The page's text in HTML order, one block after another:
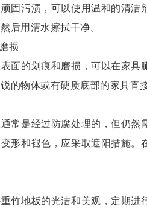
污渍，可以使用温和的清洁
后用清水擦拭干净。
损
的划痕和磨损，可以在家具
的物体或有硬质底部的家具直
是经过防腐处理的，但仍然
形和褪色，应采取遮阳措施
地板的光洁和美观，定期进